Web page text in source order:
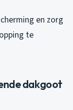
en zorg
te
dakgoot